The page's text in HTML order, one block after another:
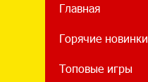
Главная
Горячие новинки
Топовые игры